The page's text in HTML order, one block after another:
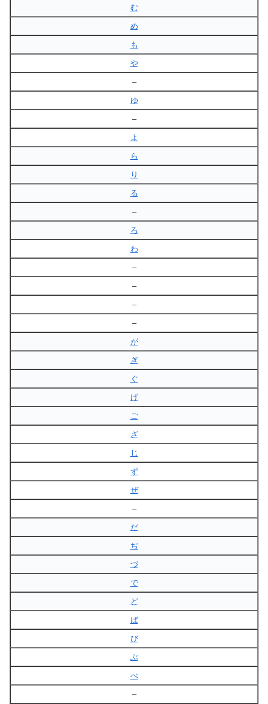
む
め
も
や
–
ゆ
–
よ
ら
り
る
–
ろ
わ
–
–
–
–
が
ぎ
ぐ
げ
ご
ざ
じ
ず
ぜ
–
だ
ぢ
づ
で
ど
ば
び
ぶ
べ
–